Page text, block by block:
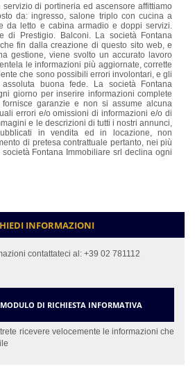
di portineria ed ascensore affittiamo
da: ingresso, salone triplo con cucina a
da letto e cabina armadio e doppi servizi.
di Prestigio. Balconi. La società Fontana
fin dalla creazione di questo sito web, e
gestione, viene svolto un accurato lavoro
le informazioni più aggiornate, corrette
che sono possibili errori involontari, e gli
buona fede. La società Fontana
giorno per inserire informazioni complete
garanzie e non si assume alcuna
errori e/o omissioni di informazioni e/o di
e le descrizioni di tutti i nostri annunci,
in vendita ed in locazione, non
di pretesa contrattuale pertanto, nei più
Fontana Immobiliare srl declina ogni
INFORMAZIONI
contattateci al: +39 02 781112
DI RICHIESTA INFORMATIVA
ricevere velocemente le informazioni che